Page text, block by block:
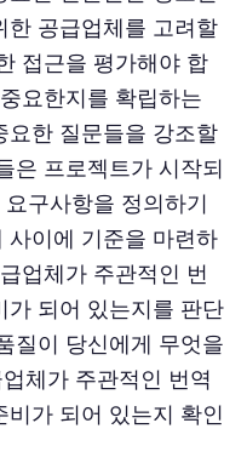
한 공급업체를 고려할
접근을 평가해야 합
요한지를 확립하는
요한 질문들을 강조할
은 프로젝트가 시작되
구사항을 정의하기
사이에 기준을 마련하
업체가 주관적인 번
가 되어 있는지를 판단
질이 당신에게 무엇을
체가 주관적인 번역
가 되어 있는지 확인